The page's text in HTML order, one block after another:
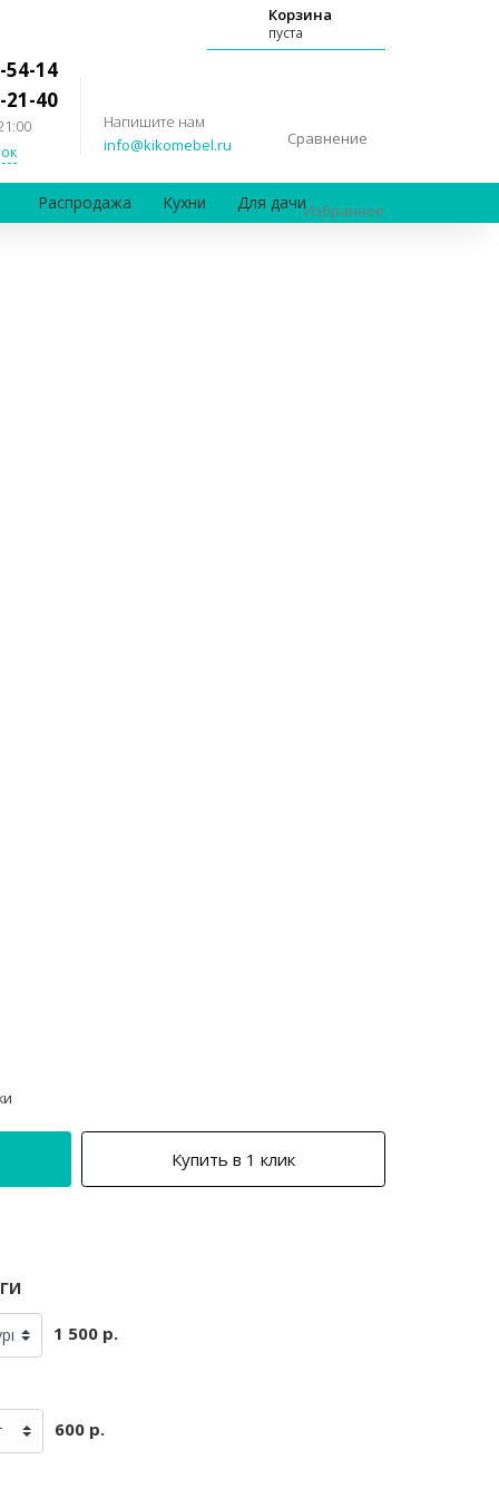
54-14
21-40
Напишите нам
info@kikomebel.ru
Сравнение
Избранное
Корзина
пуста
Распродажа Кухни Для дачи
Купить в 1 клик
1 500 р.
600 р.